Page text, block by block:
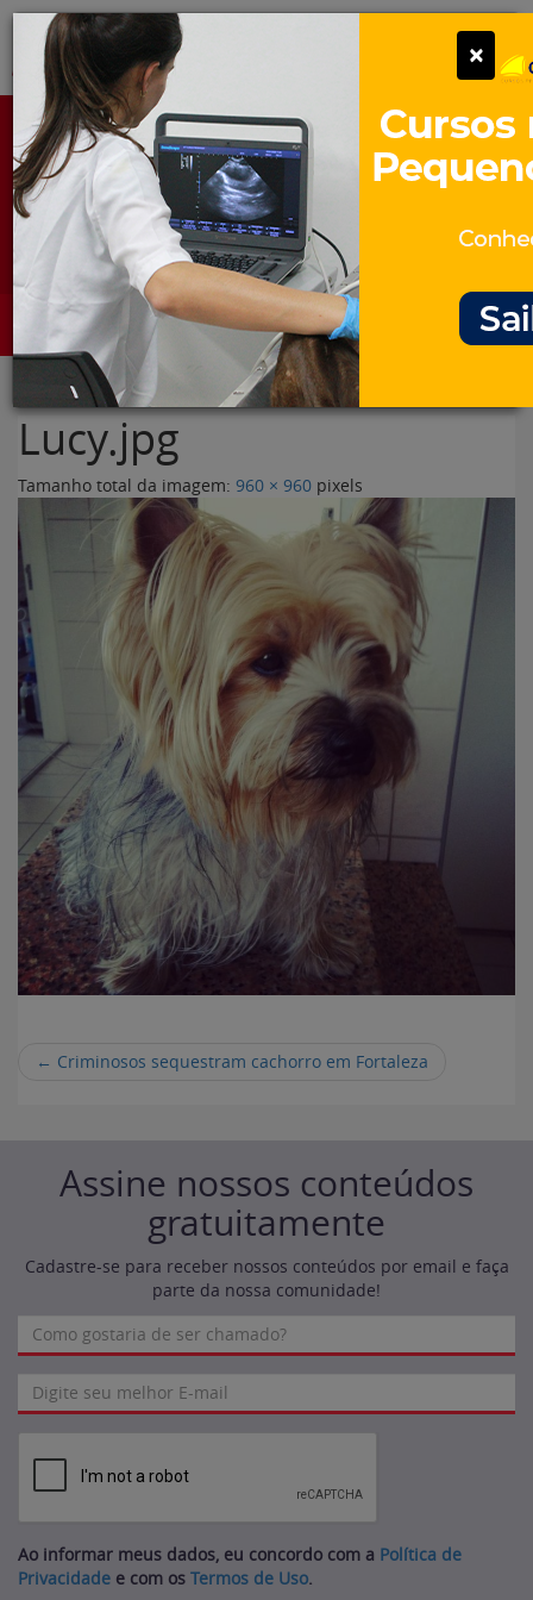
Pular
para
conteúdo
Portal para Profissionais Veterinários
Assine Gratuitamente
Categorias
Lucy.jpg
Tamanho total da imagem: 960 × 960 pixels
← Criminosos sequestram cachorro em Fortaleza
Assine nossos conteúdos
gratuitamente
Cadastre-se para receber nossos conteúdos por email e faça
parte da nossa comunidade!
Ao informar meus dados, eu concordo com a Política de
Privacidade e com os Termos de Uso.
×